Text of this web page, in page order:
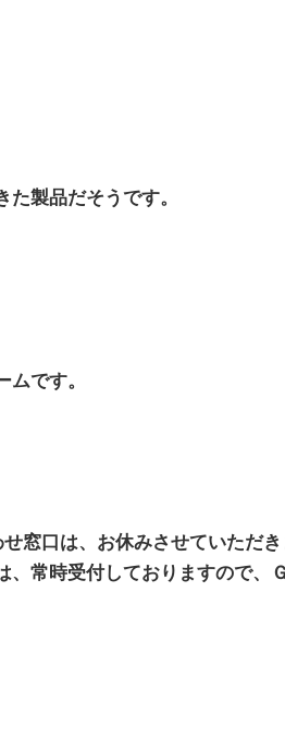
製品だそうです。
です。
窓口は、お休みさせていただき
常時受付しておりますので、